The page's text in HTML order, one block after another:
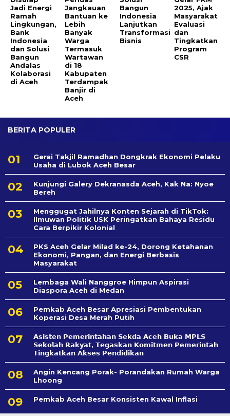
Jadi Energi
Ramah
Lingkungan,
Bank
Indonesia
dan Solusi
Bangun
Andalas
Kolaborasi
di Aceh
Jangkauan
Bantuan ke
Lebih
Banyak
Warga
Termasuk
Wartawan
di 18
Kabupaten
Terdampak
Banjir di
Aceh
Bangun
Indonesia
Lanjutkan
Transformasi
Bisnis
2025, Ajak
Masyarakat
Evaluasi
dan
Tingkatkan
Program
CSR
BERITA POPULER
Gerai Takjil Ramadhan Dongkrak Ekonomi Pelaku
Usaha di Lubok Aceh Besar
Kunjungi Galery Dekranasda Aceh, Kak Na: Nyoe
Bereh
Menggugat Jahilnya Konten Sejarah di TikTok:
Ilmuwan Politik USK Peringatkan Bahaya Residu
Cara Berpikir Kolonial
PKS Aceh Gelar Milad ke-24, Dorong Ketahanan
Ekonomi, Pangan, dan Energi Berbasis
Masyarakat
Lembaga Wali Nanggroe Himpun Aspirasi
Diaspora Aceh di Medan
Pemkab Aceh Besar Apresiasi Pembentukan
Koperasi Desa Merah Putih
𝗔𝘀𝗶𝘀𝘁𝗲𝗻 𝗣𝗲𝗺𝗲𝗿𝗶𝗻𝘁𝗮𝗵𝗮𝗻 𝗦𝗲k𝗱𝗮 𝗔𝗰𝗲𝗵 𝗕𝘂𝗸𝗮 𝗠𝗣𝗟𝗦
𝗦𝗲𝗸𝗼𝗹𝗮𝗵 𝗥𝗮𝗸𝘆𝗮𝘁, 𝗧𝗲𝗴𝗮𝘀𝗸𝗮𝗻 𝗞𝗼𝗺𝗶𝘁𝗺𝗲𝗻 𝗣𝗲𝗺𝗲𝗿𝗶𝗻𝘁𝗮𝗵
𝗧𝗶𝗻𝗴𝗸𝗮𝘁𝗸𝗮𝗻 𝗔𝗸𝘀𝗲𝘀 𝗣𝗲𝗻𝗱𝗶𝗱𝗶𝗸𝗮𝗻
Angin Kencang Porak- Porandakan Rumah Warga
Lhoong
Pemkab Aceh Besar Konsisten Kawal Inflasi